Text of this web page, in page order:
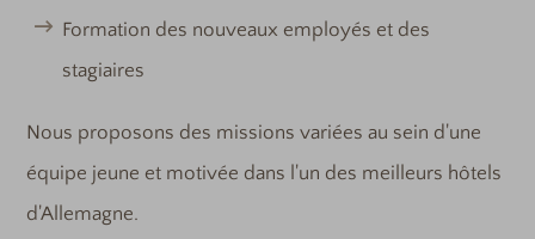
Formation des nouveaux employés et des
stagiaires
Nous proposons des missions variées au sein d'une
équipe jeune et motivée dans l'un des meilleurs hôtels
d'Allemagne.